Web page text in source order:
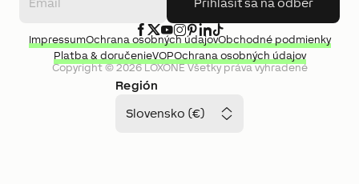
Prihlásiť sa na odber
Región
Slovensko (€)
Copyright ©2026LOXONEVšetky práva vyhradené
ImpressumOchrana osobných údajovObchodné podmienky
Platba & doručenieVOPOchrana osobných údajov